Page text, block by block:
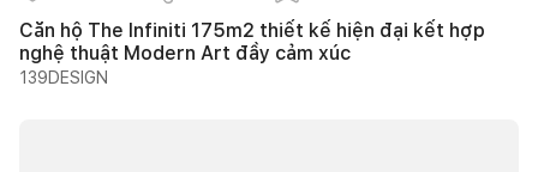
Căn hộ The Infiniti 175m2 thiết kế hiện đại kết hợp
nghệ thuật Modern Art đầy cảm xúc
139DESIGN